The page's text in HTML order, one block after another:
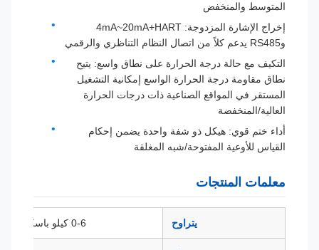
المتوسط ​​والمنخفض
إخراج الإشارة المزدوجة: 4mA~20mA+HART
التكيف مع حالة درجة الحرارة على نطاق واسع: يتيح
نطاق مقاومة درجة الحرارة الواسع إمكانية التشغيل
المستقر في المواقع الصناعية ذات درجات الحرارة
العالية/المنخفضة
أداء ختم قوي: هيكل ذو شفة واحدة يضمن إحكام
القياس للأوعية المفتوحة/شبه المغلقة
معلمات المنتجات
يتراوح